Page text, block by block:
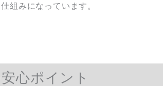
組みになっています。
心ポイント